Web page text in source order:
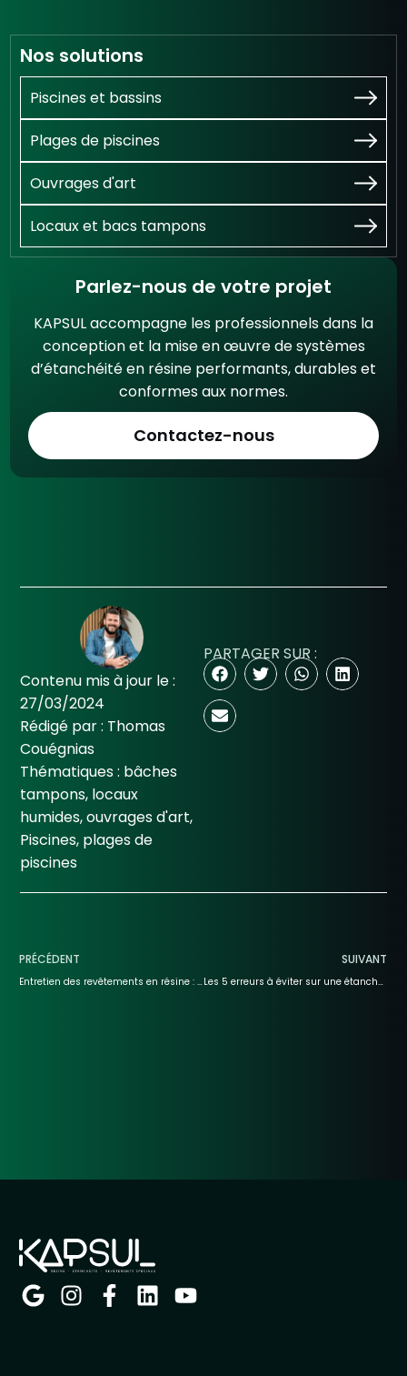
Nos solutions
Piscines et bassins
Plages de piscines
Ouvrages d'art
Locaux et bacs tampons
Parlez-nous de votre projet
KAPSUL accompagne les professionnels dans la
conception et la mise en œuvre de systèmes
d’étanchéité en résine performants, durables et
conformes aux normes.
Contactez-nous
Contenu mis à jour le :
27/03/2024
Rédigé par : Thomas
Couégnias
Thématiques : bâches
tampons, locaux
humides,ouvrages d'art,
Piscines, plages de
piscines
PARTAGER SUR :
PRÉCÉDENT
Entretien des revêtements en résine : tout ce que vous devez savoir
SUIVANT
Les 5 erreurs à éviter sur une étanchéité en résine